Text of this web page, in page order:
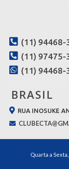
(11) 94468-
(11) 97475-
(11) 94468-
BRASIL
RUA INOSUKE
Quarta a Sexta,